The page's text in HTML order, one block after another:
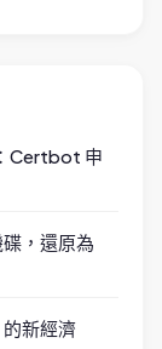
Certbot 申
，還原為
新經濟